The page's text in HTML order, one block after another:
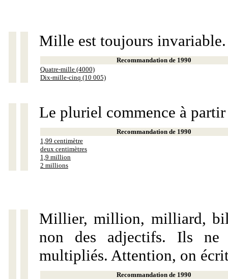
Mille est toujours invariable.
Recommandation de 1990
Quatre-mille (4000)
Dix-mille-cinq (10 005)
Le pluriel commence à
Recommandation de 1990
1,99 centimètre
deux centimètres
1,9 million
2 millions
Millier, million, milliard,
non des adjectifs. Ils ne
multipliés. Attention, on
Recommandation de 1990